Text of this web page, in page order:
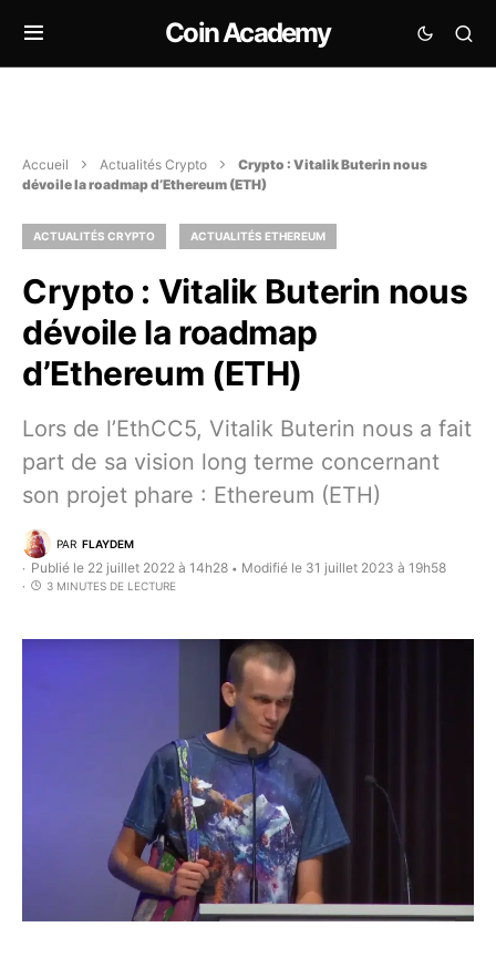
Coin Academy
Accueil Actualités Crypto
Crypto : Vitalik Buterin nous
dévoile la roadmap d’Ethereum (ETH)
ACTUALITÉS CRYPTO ACTUALITÉS ETHEREUM
Crypto : Vitalik Buterin nous
dévoile la roadmap
d’Ethereum (ETH)
Lors de l’EthCC5, Vitalik Buterin nous a fait
part de sa vision long terme concernant
son projet phare : Ethereum (ETH)
PAR FLAYDEM
Publié le 22 juillet 2022 à 14h28 • Modifié le 31 juillet 2023 à 19h58
3 MINUTES DE LECTURE